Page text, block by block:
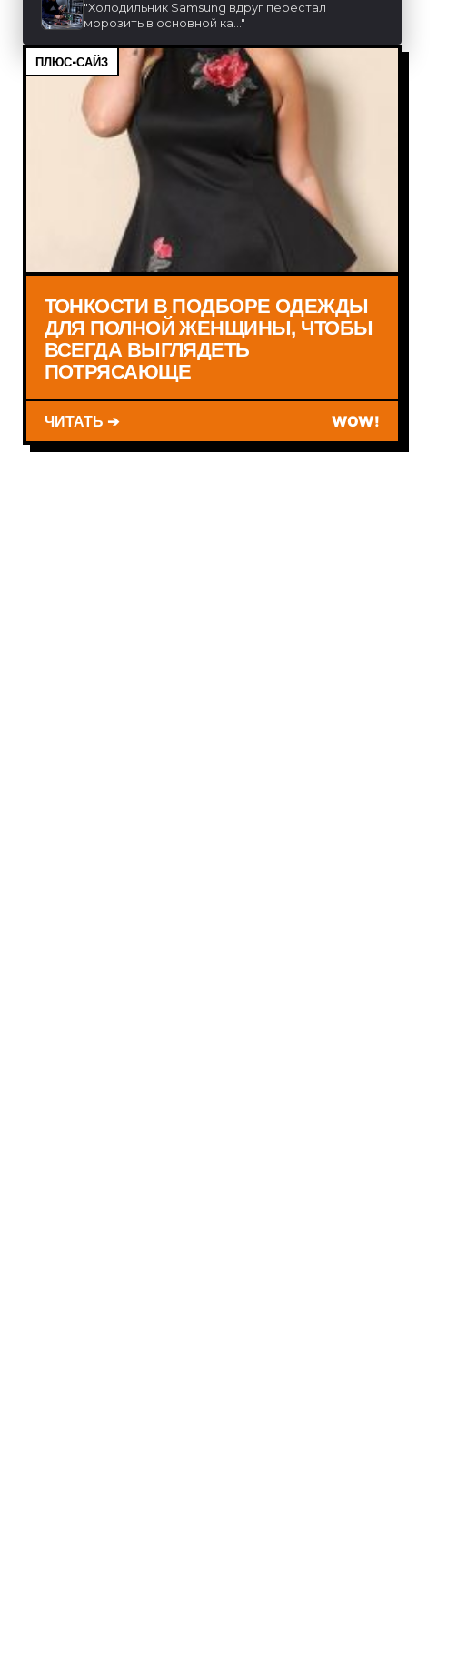
"Холодильник Samsung вдруг перестал
морозить в основной ка..."
ПЛЮС-САЙЗ
ТОНКОСТИ В ПОДБОРЕ ОДЕЖДЫ
ДЛЯ ПОЛНОЙ ЖЕНЩИНЫ, ЧТОБЫ
ВСЕГДА ВЫГЛЯДЕТЬ
ПОТРЯСАЮЩЕ
ЧИТАТЬ ➔ WOW!